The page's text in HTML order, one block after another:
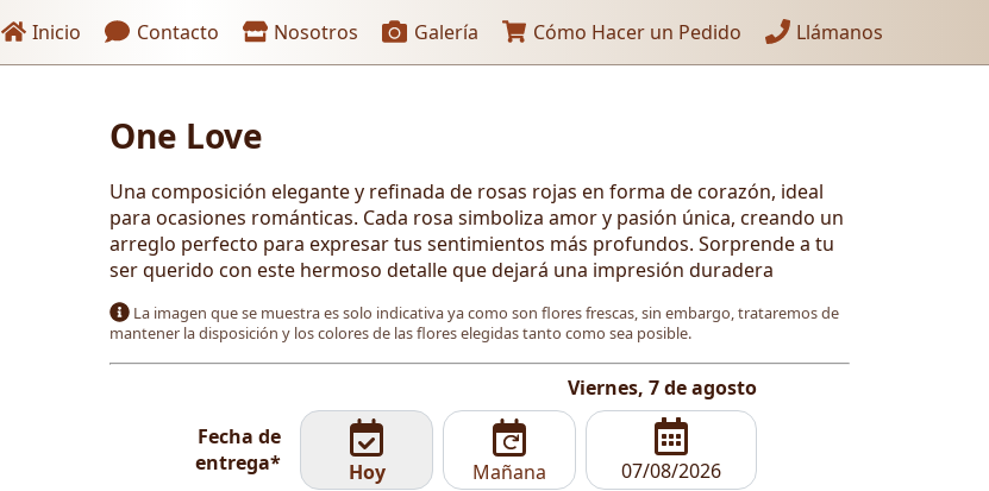
Enlaces de encabezado
Inicio Contacto Nosotros Galería Cómo Hacer un Pedido Llámanos
One Love
Una composición elegante y refinada de rosas rojas en forma de corazón, ideal
para ocasiones románticas. Cada rosa simboliza amor y pasión única, creando un
arreglo perfecto para expresar tus sentimientos más profundos. Sorprende a tu
ser querido con este hermoso detalle que dejará una impresión duradera
La imagen que se muestra es solo indicativa ya como son flores frescas, sin embargo, trataremos de
mantener la disposición y los colores de las flores elegidas tanto como sea posible.
Viernes, 7 de agosto
Fecha de
entrega*
Hoy
Mañana